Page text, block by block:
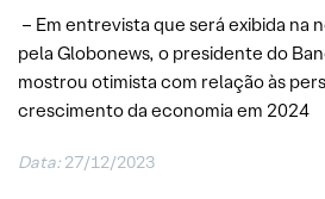
– Em entrevista que será exibida na
pela Globonews, o presidente do
mostrou otimista com relação às
crescimento da economia em 2024
Data: 27/12/2023